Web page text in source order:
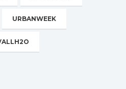
URBANWEEK